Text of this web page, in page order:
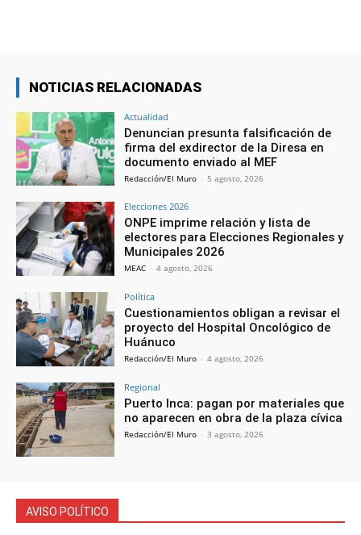
NOTICIAS RELACIONADAS
Actualidad
Denuncian presunta falsificación de
firma del exdirector de la Diresa en
documento enviado al MEF
Redacción/El Muro - 5 agosto, 2026
Elecciones 2026
ONPE imprime relación y lista de
electores para Elecciones Regionales y
Municipales 2026
MEAC - 4 agosto, 2026
Política
Cuestionamientos obligan a revisar el
proyecto del Hospital Oncológico de
Huánuco
Redacción/El Muro - 4 agosto, 2026
Regional
Puerto Inca: pagan por materiales que
no aparecen en obra de la plaza cívica
Redacción/El Muro - 3 agosto, 2026
AVISO POLÍTICO